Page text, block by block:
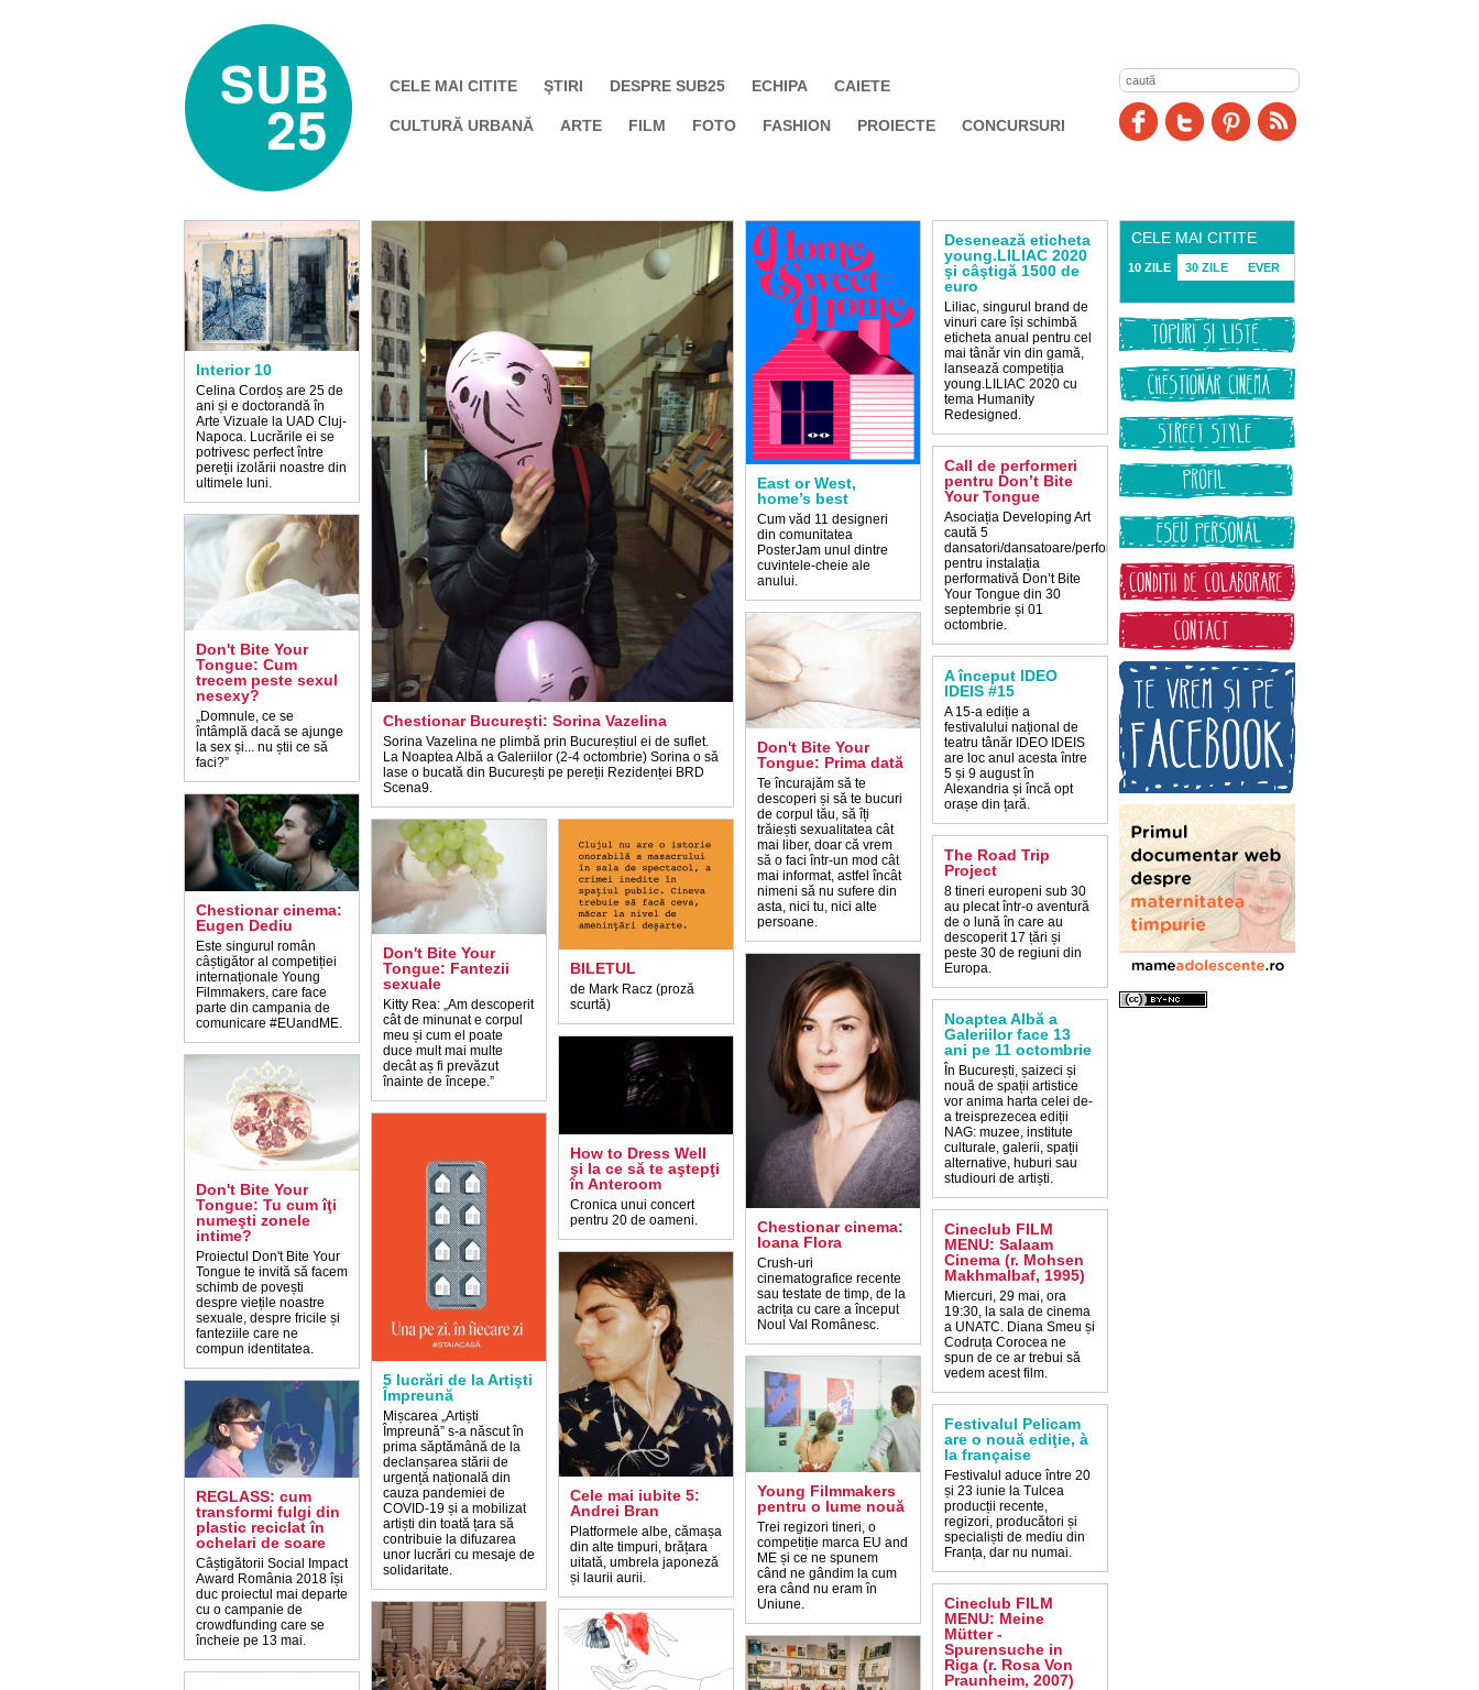
CELE MAI CITITE ŞTIRI DESPRE SUB25 ECHIPA CAIETE
CULTURĂ URBANĂ ARTE FILM FOTO FASHION PROIECTE CONCURSURI
Interior 10
Celina Cordoș are 25 de
ani și e doctorandă în
Arte Vizuale la UAD Cluj-
Napoca. Lucrările ei se
potrivesc perfect între
pereții izolării noastre din
ultimele luni.
Don't Bite Your
Tongue: Cum
trecem peste sexul
nesexy?
„Domnule, ce se
întâmplă dacă se ajunge
la sex și... nu știi ce să
faci?”
Chestionar cinema:
Eugen Dediu
Este singurul român
câștigător al competiției
internaționale Young
Filmmakers, care face
parte din campania de
comunicare #EUandME.
Don't Bite Your
Tongue: Tu cum îţi
numeşti zonele
intime?
Proiectul Don't Bite Your
Tongue te invită să facem
schimb de povești
despre viețile noastre
sexuale, despre fricile și
fanteziile care ne
compun identitatea.
REGLASS: cum
transformi fulgi din
plastic reciclat în
ochelari de soare
Câștigătorii Social Impact
Award România 2018 își
duc proiectul mai departe
cu o campanie de
crowdfunding care se
încheie pe 13 mai.
Chestionar Bucureşti: Sorina Vazelina
Sorina Vazelina ne plimbă prin Bucureștiul ei de suflet.
La Noaptea Albă a Galeriilor (2-4 octombrie) Sorina o să
lase o bucată din București pe pereții Rezidenței BRD
Scena9.
Don't Bite Your
Tongue: Fantezii
sexuale
Kitty Rea: „Am descoperit
cât de minunat e corpul
meu și cum el poate
duce mult mai multe
decât aș fi prevăzut
înainte de începe.”
5 lucrări de la Artişti
Împreună
Mișcarea „Artiști
Împreună” s-a născut în
prima săptămână de la
declanșarea stării de
urgență națională din
cauza pandemiei de
COVID-19 și a mobilizat
artiști din toată țara să
contribuie la difuzarea
unor lucrări cu mesaje de
solidaritate.
BILETUL
de Mark Racz (proză
scurtă)
How to Dress Well
şi la ce să te aştepţi
în Anteroom
Cronica unui concert
pentru 20 de oameni.
Cele mai iubite 5:
Andrei Bran
Platformele albe, cămașa
din alte timpuri, brățara
uitată, umbrela japoneză
și laurii aurii.
East or West,
home’s best
Cum văd 11 designeri
din comunitatea
PosterJam unul dintre
cuvintele-cheie ale
anului.
Don't Bite Your
Tongue: Prima dată
Te încurajăm să te
descoperi și să te bucuri
de corpul tău, să îți
trăiești sexualitatea cât
mai liber, doar că vrem
să o faci într-un mod cât
mai informat, astfel încât
nimeni să nu sufere din
asta, nici tu, nici alte
persoane.
Chestionar cinema:
Ioana Flora
Crush-uri
cinematografice recente
sau testate de timp, de la
actrița cu care a început
Noul Val Românesc.
Young Filmmakers
pentru o lume nouă
Trei regizori tineri, o
competiție marca EU and
ME și ce ne spunem
când ne gândim la cum
era când nu eram în
Uniune.
Desenează eticheta
young.LILIAC 2020
şi câştigă 1500 de
euro
Liliac, singurul brand de
vinuri care își schimbă
eticheta anual pentru cel
mai tânăr vin din gamă,
lansează competiția
young.LILIAC 2020 cu
tema Humanity
Redesigned.
Call de performeri
pentru Don’t Bite
Your Tongue
Asociația Developing Art
caută 5
dansatori/dansatoare/performeri
pentru instalația
performativă Don’t Bite
Your Tongue din 30
septembrie și 01
octombrie.
A început IDEO
IDEIS #15
A 15-a ediție a
festivalului național de
teatru tânăr IDEO IDEIS
are loc anul acesta între
5 și 9 august în
Alexandria și încă opt
orașe din țară.
The Road Trip
Project
8 tineri europeni sub 30
au plecat într-o aventură
de o lună în care au
descoperit 17 țări și
peste 30 de regiuni din
Europa.
Noaptea Albă a
Galeriilor face 13
ani pe 11 octombrie
În București, șaizeci și
nouă de spații artistice
vor anima harta celei de-
a treisprezecea ediții
NAG: muzee, institute
culturale, galerii, spații
alternative, huburi sau
studiouri de artiști.
Cineclub FILM
MENU: Salaam
Cinema (r. Mohsen
Makhmalbaf, 1995)
Miercuri, 29 mai, ora
19:30, la sala de cinema
a UNATC. Diana Smeu și
Codruța Corocea ne
spun de ce ar trebui să
vedem acest film.
Festivalul Pelicam
are o nouă ediţie, à
la française
Festivalul aduce între 20
și 23 iunie la Tulcea
producții recente,
regizori, producători și
specialiști de mediu din
Franța, dar nu numai.
Cineclub FILM
MENU: Meine
Mütter -
Spurensuche in
Riga (r. Rosa Von
Praunheim, 2007)
CELE MAI CITITE
10 ZILE 30 ZILE EVER